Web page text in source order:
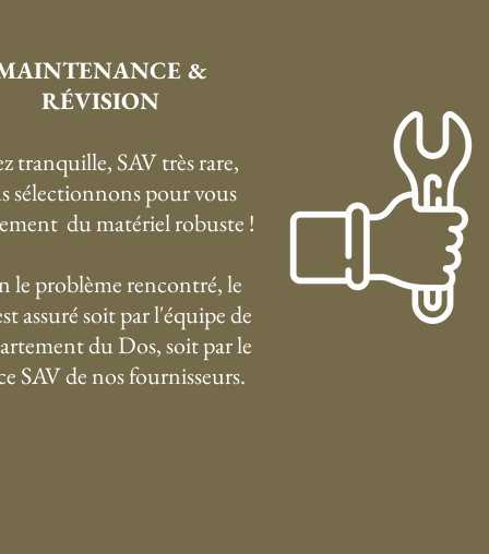
&
RÉVISION
tranquille, SAV très rare,
sélectionnons pour vous
du matériel robuste !
le problème rencontré, le
assuré soit par l'équipe de
du Dos, soit par le
SAV de nos fournisseurs.